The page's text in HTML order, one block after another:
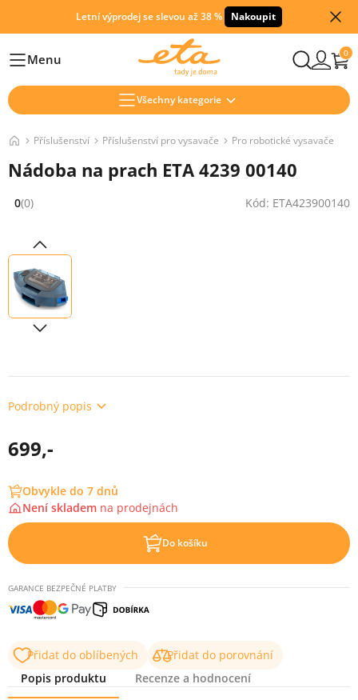
Letní výprodej se slevou až 38 % Nakoupit
HlavníMenu 0
Všechny kategorie
Příslušenství Příslušenství pro vysavače Pro robotické vysavače
Nádoba na prach ETA 4239 00140
Hodnocení: 0 z 5 (0 recenzí)
0(0) Kód: ETA423900140
Podrobný popis
699,-
Obvykle do 7 dnů
Není skladem na prodejnách
Do košíku
GARANCE BEZPEČNÉ PLATBY
Přidat do oblíbených
Přidat do porovnání
Popis produktu
Recenze a hodnocení